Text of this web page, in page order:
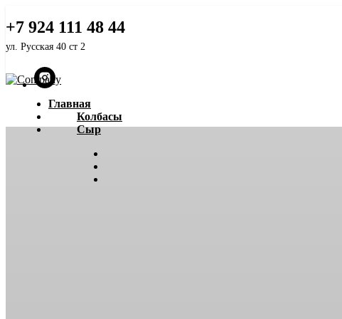
+7 924 111 48 44
ул. Русская 40 ст 2
Главная
Колбасы
Сыр